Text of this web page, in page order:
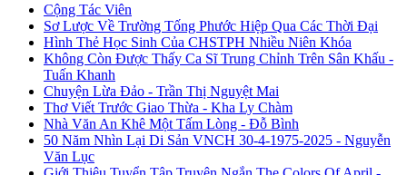
Cộng Tác Viên
Sơ Lược Về Trường Tống Phước Hiệp Qua Các Thời Đại
Hình Thẻ Học Sinh Của CHSTPH Nhiều Niên Khóa
Không Còn Được Thấy Ca Sĩ Trung Chỉnh Trên Sân Khấu -
Tuấn Khanh
Chuyện Lừa Đảo - Trần Thị Nguyệt Mai
Thơ Viết Trước Giao Thừa - Kha Ly Chàm
Nhà Văn An Khê Một Tấm Lòng - Đỗ Bình
50 Năm Nhìn Lại Di Sản VNCH 30-4-1975-2025 - Nguyễn
Văn Lục